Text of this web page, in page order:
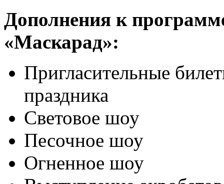
Дополнения к
«Маскарад»:
Пригласительные
праздника
Световое шоу
Песочное шоу
Огненное шоу